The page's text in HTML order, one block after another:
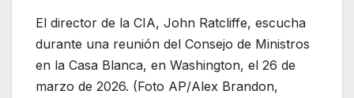
El director de la CIA, John Ratcliffe, escucha
durante una reunión del Consejo de Ministros
en la Casa Blanca, en Washington, el 26 de
marzo de 2026. (Foto AP/Alex Brandon,